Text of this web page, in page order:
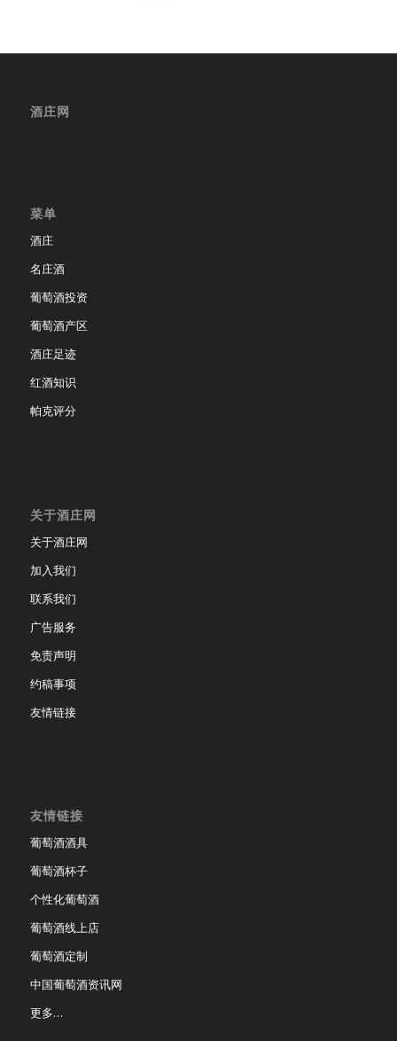
酒庄网
菜单
酒庄
名庄酒
葡萄酒投资
葡萄酒产区
酒庄足迹
红酒知识
帕克评分
关于酒庄网
关于酒庄网
加入我们
联系我们
广告服务
免责声明
约稿事项
友情链接
友情链接
葡萄酒酒具
葡萄酒杯子
个性化葡萄酒
葡萄酒线上店
葡萄酒定制
中国葡萄酒资讯网
更多…